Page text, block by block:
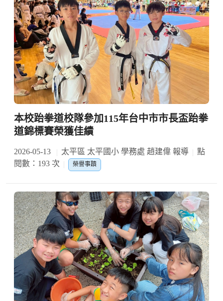
本校跆拳道校隊參加115年台中市市長盃跆拳
道錦標賽榮獲佳績
2026-05-13 太平區 太平國小 學務處 趙建偉 報導
點
閱數：193 次
榮譽事蹟